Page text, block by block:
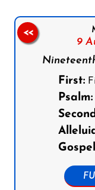
9
First:
Psalm:
<<